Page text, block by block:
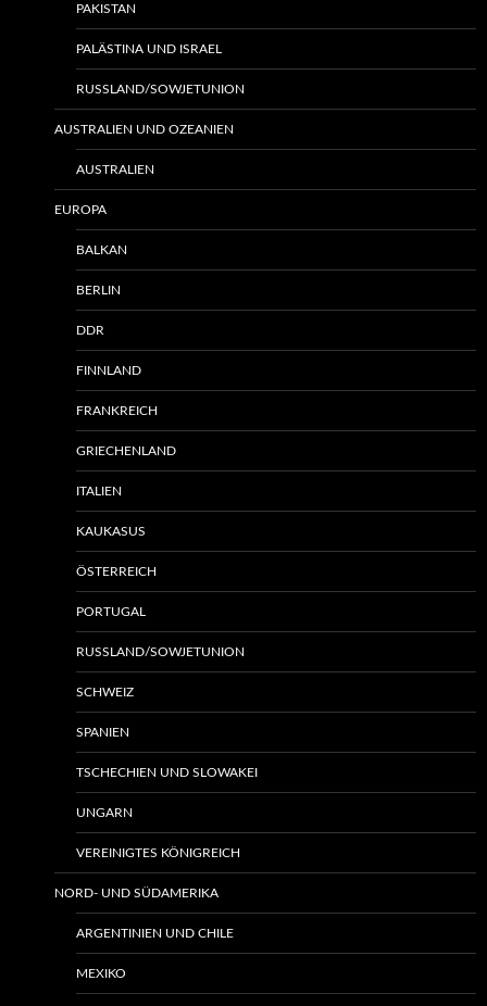
PAKISTAN
PALÄSTINA UND ISRAEL
RUSSLAND/SOWJETUNION
AUSTRALIEN UND OZEANIEN
AUSTRALIEN
EUROPA
BALKAN
BERLIN
DDR
FINNLAND
FRANKREICH
GRIECHENLAND
ITALIEN
KAUKASUS
ÖSTERREICH
PORTUGAL
RUSSLAND/SOWJETUNION
SCHWEIZ
SPANIEN
TSCHECHIEN UND SLOWAKEI
UNGARN
VEREINIGTES KÖNIGREICH
NORD- UND SÜDAMERIKA
ARGENTINIEN UND CHILE
MEXIKO